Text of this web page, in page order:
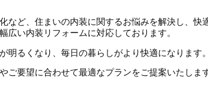
など、住まいの内装に関するお悩みを解決し、
広い内装リフォームに対応しております。
明るくなり、毎日の暮らしがより快適になりま
ご要望に合わせて最適なプランをご提案いたし